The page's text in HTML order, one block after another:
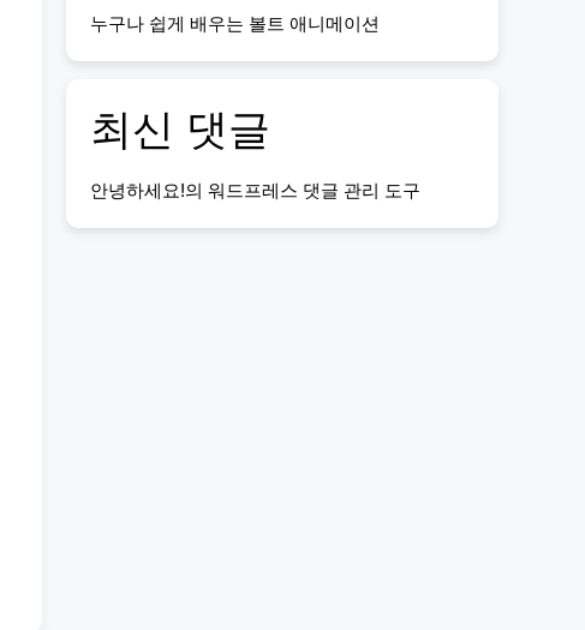
누구나 쉽게 배우는 볼트 애니메이션
최신 댓글
안녕하세요!의 워드프레스 댓글 관리 도구